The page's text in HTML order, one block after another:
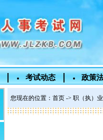
考试动态 政策
您现在的位置： 首页 -> 职（执）